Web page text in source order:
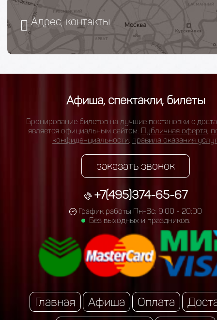
Адрес, контакты
Афиша, спектакли, билеты
Бронирование билетов на лучшие постановки с
является официальным сайтом. Публичная оферта
конфиденциальности правила оказания услуг
заказать звонок
+7(495)374-65-67
График работы Пн-Вс: 9:00 - 20:00
Без выходных и праздников.
Главная Афиша Оплата